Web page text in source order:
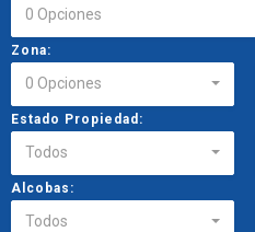
0 Opciones
Zona:
0 Opciones
Estado Propiedad:
Todos
Alcobas:
Todos